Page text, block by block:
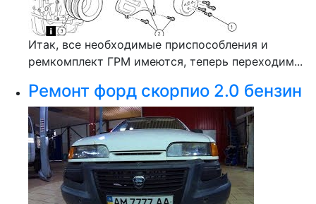
Итак, все необходимые приспособления и
ремкомплект ГРМ имеются, теперь переходим...
Ремонт форд скорпио 2.0 бензин